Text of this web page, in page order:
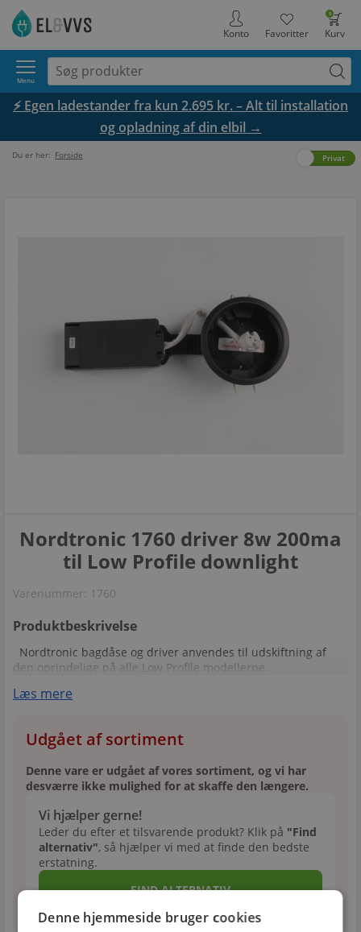
0
Kurv
Favoritter
Konto
Menu
⚡ Egen ladestander fra kun 2.695 kr. – Alt til installation
og opladning af din elbil →
Du er her: Forside Privat
Nordtronic 1760 driver 8w 200ma
til Low Profile downlight
Varenummer: 1760
Produktbeskrivelse
Nordtronic bagdåse og driver anvendes til udskiftning af
den oprindelige på alle Low Profile modellerne.
Læs mere
Udgået af sortiment
Denne vare er udgået af vores sortiment, og vi har
desværre ikke mulighed for at skaffe den længere.
Vi hjælper gerne!
Leder du efter et tilsvarende produkt? Klik på "Find
alternativ", så hjælper vi med at finde den bedste
erstatning.
FIND ALTERNATIV
Denne hjemmeside bruger cookies